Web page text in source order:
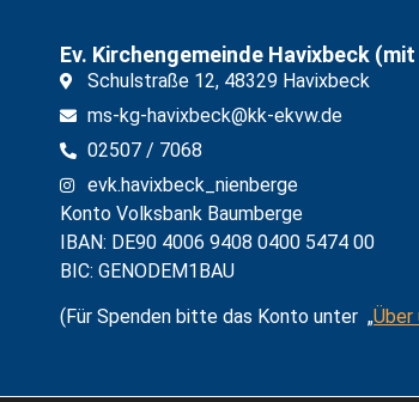
Ev. Kirchengemeinde Havixbeck
Schulstraße 12, 48329 Havixbeck
ms-kg-havixbeck@kk-ekvw.de
02507 / 7068
evk.havixbeck_nienberge
Konto Volksbank Baumberge
IBAN: DE90 4006 9408 0400 5474 00
BIC: GENODEM1BAU
(Für Spenden bitte das Konto unter „Über